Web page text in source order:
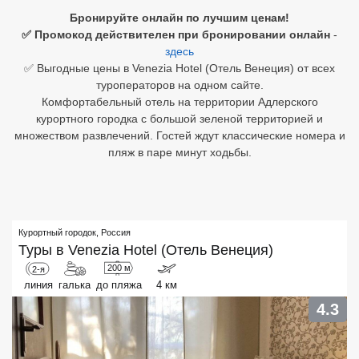
Бронируйте онлайн по лучшим ценам!
✅ Промокод действителен при бронировании онлайн -
здесь
✅ Выгодные цены в Venezia Hotel (Отель Венеция) от всех
туроператоров на одном сайте.
Комфортабельный отель на территории Адлерского
курортного городка с большой зеленой территорией и
множеством развлечений. Гостей ждут классические номера и
пляж в паре минут ходьбы.
Курортный городок Россия
Туры в Venezia Hotel (Отель Венеция)
2-я
линия галька
200 м
до пляжа 4 км
4.3
Египет
Куба
Бали
Южный Гоа
Занзибар
Абхазия
Большой Сочи